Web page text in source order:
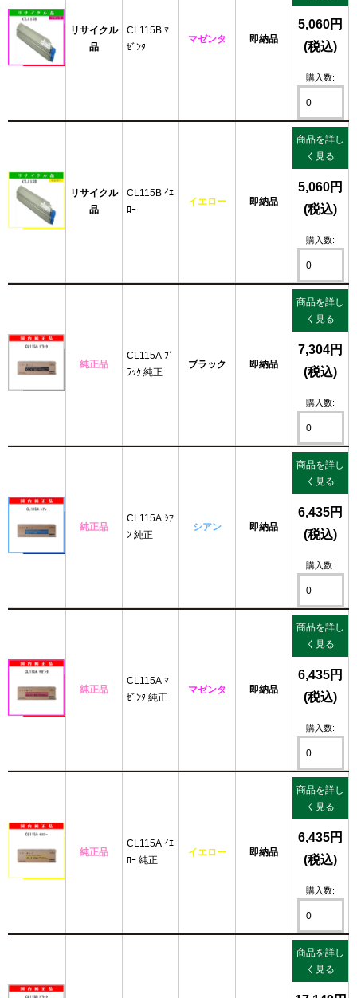
リサイクル
品
CL115B ﾏ
ｾﾞﾝﾀ
マゼンタ 即納品
5,060円
(税込)
購入数:
リサイクル
品
CL115B ｲｴ
ﾛｰ
イエロー 即納品
商品を詳し
く見る
5,060円
(税込)
購入数:
純正品
CL115A ﾌﾞ
ﾗｯｸ 純正
ブラック 即納品
商品を詳し
く見る
7,304円
(税込)
購入数:
純正品
CL115A ｼｱ
ﾝ 純正
シアン 即納品
商品を詳し
く見る
6,435円
(税込)
購入数:
純正品
CL115A ﾏ
ｾﾞﾝﾀ 純正
マゼンタ 即納品
商品を詳し
く見る
6,435円
(税込)
購入数:
純正品
CL115A ｲｴ
ﾛｰ 純正
イエロー 即納品
商品を詳し
く見る
6,435円
(税込)
購入数:
商品を詳し
く見る